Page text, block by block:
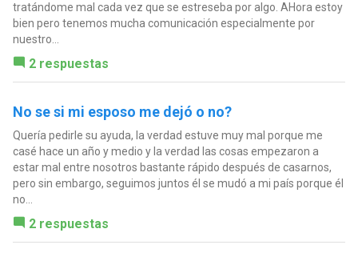
tratándome mal cada vez que se estreseba por algo. AHora estoy
bien pero tenemos mucha comunicación especialmente por
nuestro...
2 respuestas
No se si mi esposo me dejó o no?
Quería pedirle su ayuda, la verdad estuve muy mal porque me
casé hace un año y medio y la verdad las cosas empezaron a
estar mal entre nosotros bastante rápido después de casarnos,
pero sin embargo, seguimos juntos él se mudó a mi país porque él
no...
2 respuestas